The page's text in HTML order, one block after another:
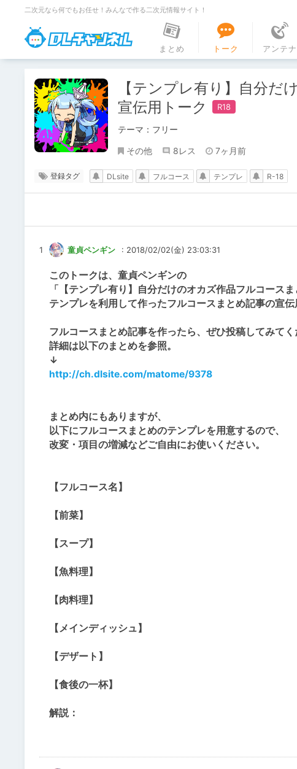
二次元なら何でもお任せ！みんなで作る二次元情報サイト！
DLチャンネル
まとめ
トーク アンテナ
【テンプレ有り】自分だ
宣伝用トーク
テーマ：フリー
その他 8レス 7ヶ月前
登録タグ DLsite フルコース テンプレ R-18
1 童貞ペンギン : 2018/02/02(金) 23:03:31
このトークは、童貞ペンギンの
「【テンプレ有り】自分だけのオカズ作品フルコース
テンプレを利用して作ったフルコースまとめ記事の宣伝
フルコースまとめ記事を作ったら、ぜひ投稿してみてく
詳細は以下のまとめを参照。
↓
http://ch.dlsite.com/matome/9378
まとめ内にもありますが、
以下にフルコースまとめのテンプレを用意するので、
改変・項目の増減などご自由にお使いください。
【フルコース名】
【前菜】
【スープ】
【魚料理】
【肉料理】
【メインディッシュ】
【デザート】
【食後の一杯】
解説：